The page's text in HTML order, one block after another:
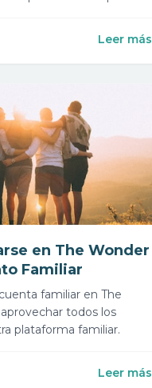
Leer más
en The Wonder
Familiar
familiar en The
todos los
plataforma familiar.
Leer más